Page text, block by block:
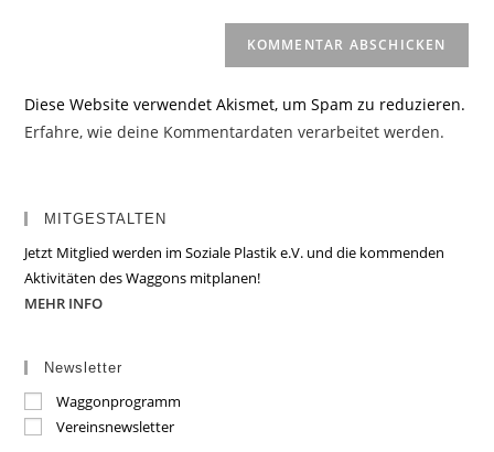
Diese Website verwendet Akismet, um Spam zu reduzieren.
Erfahre, wie deine Kommentardaten verarbeitet werden.
MITGESTALTEN
Jetzt Mitglied werden im Soziale Plastik e.V. und die kommenden
Aktivitäten des Waggons mitplanen!
MEHR INFO
Newsletter
Waggonprogramm
Vereinsnewsletter